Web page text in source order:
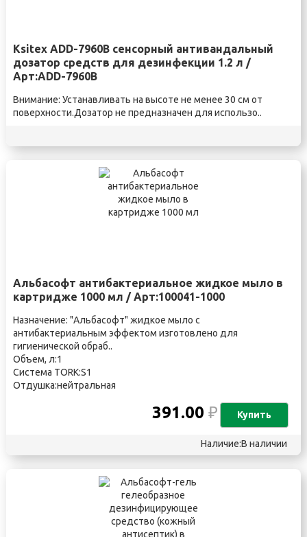
Ksitex ADD-7960B сенсорный антивандальный
дозатор средств для дезинфекции 1.2 л /
Арт:ADD-7960B
Внимание: Устанавливать на высоте не менее 30 см от
поверхности.Дозатор не предназначен для использо..
Альбасофт антибактериальное жидкое мыло в
картридже 1000 мл / Арт:100041-1000
Назначение: "Альбасофт" жидкое мыло с
антибактериальным эффектом изготовлено для
гигиенической обраб..
Объем, л:1
Система TORK:S1
Отдушка:нейтральная
391.00₽ Купить
Наличие:В наличии